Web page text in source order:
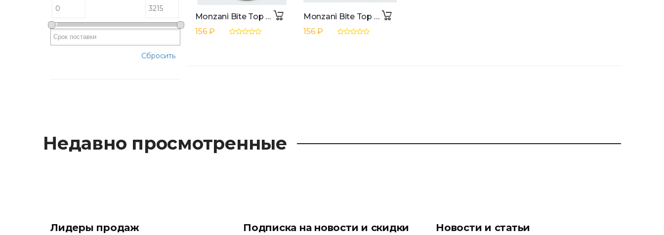
Сбросить
Monzani Bite Top 0.03" (0,8mm) For Clarinet/Saxophone
156 ₽
Monzani Bite Top 0.02" (0,4mm) Clarinet/Saxophone, Transp.
156 ₽
Недавно просмотренные
Лидеры продаж Подписка на новости и скидки Новости и статьи